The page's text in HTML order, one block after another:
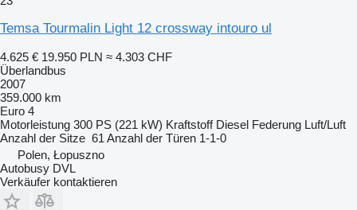
Temsa Tourmalin Light 12 crossway intouro ul
4.625 € 19.950 PLN ≈ 4.303 CHF
Überlandbus
2007
359.000 km
Euro 4
Motorleistung 300 PS (221 kW) Kraftstoff Diesel Federung Luft/Luft
Anzahl der Sitze 61 Anzahl der Türen 1-1-0
Polen, Łopuszno
Autobusy DVL
Verkäufer kontaktieren